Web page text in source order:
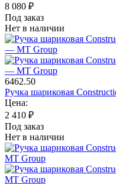
8 080 ₽
Под заказ
Нет в наличии
6462.50
Ручка шариковая
Цена:
2 410 ₽
Под заказ
Нет в наличии